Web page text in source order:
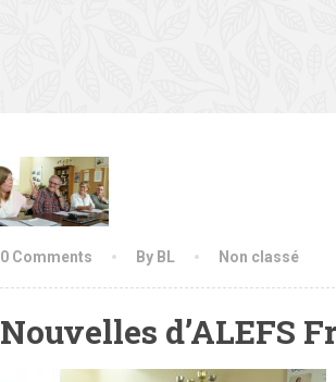
0 Comments
By BL Non classé
Nouvelles d’ALEFS